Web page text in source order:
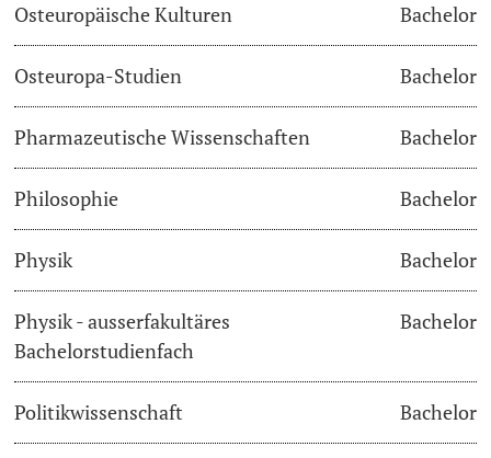
Osteuropäische Kulturen Bachelor
Osteuropa-Studien Bachelor
Pharmazeutische Wissenschaften Bachelor
Philosophie Bachelor
Physik Bachelor
Physik - ausserfakultäres
Bachelorstudienfach
Bachelor
Politikwissenschaft Bachelor